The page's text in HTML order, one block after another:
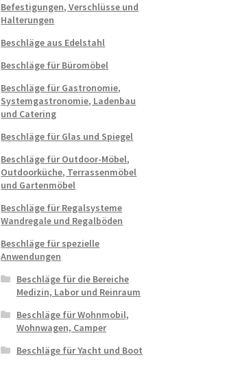
Befestigungen, Verschlüsse und
Halterungen
Beschläge aus Edelstahl
Beschläge für Büromöbel
Beschläge für Gastronomie,
Systemgastronomie, Ladenbau
und Catering
Beschläge für Glas und Spiegel
Beschläge für Outdoor-Möbel,
Outdoorküche, Terrassenmöbel
und Gartenmöbel
Beschläge für Regalsysteme
Wandregale und Regalböden
Beschläge für spezielle
Anwendungen
Beschläge für die Bereiche
Medizin, Labor und Reinraum
Beschläge für Wohnmobil,
Wohnwagen, Camper
Beschläge für Yacht und Boot